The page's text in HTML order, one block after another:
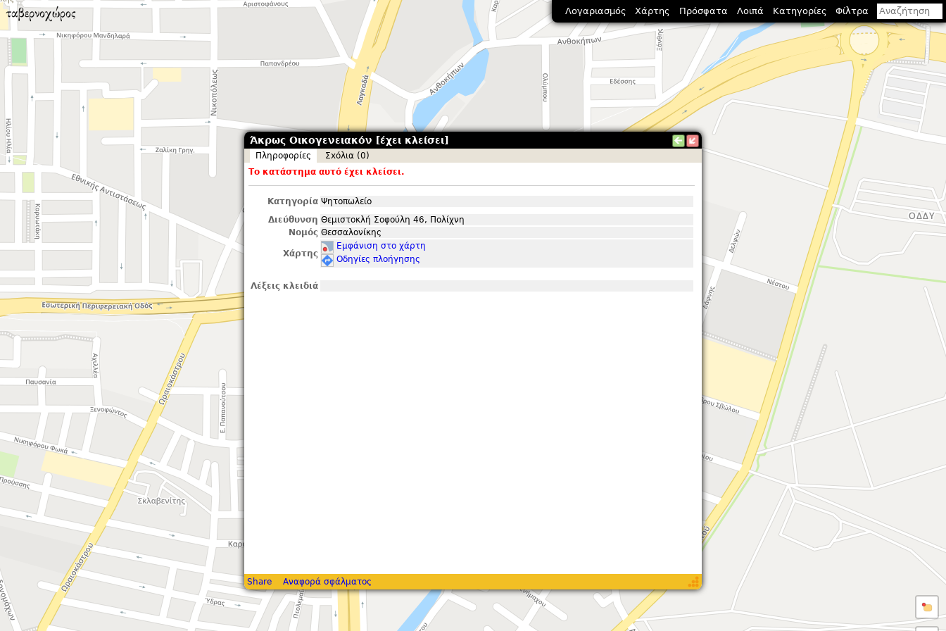
Άκρως Οικογενειακόν [έχει κλείσει]
Πληροφορίες
Σxόλια (0)
Το κατάστημα αυτό έχει κλείσει.
Κατηγορία Ψητοπωλείο
Διεύθυνση Θεμιστοκλή Σοφούλη 46, Πολίχνη
Νομός Θεσσαλονίκης
Χάρτης
Εμφάνιση στο χάρτη
Οδηγίες πλοήγησης
Λέξεις κλειδιά
Share Αναφορά σφάλματος
Λογαριασμός Χάρτης Πρόσφατα Λοιπά Κατηγορίες Φίλτρα